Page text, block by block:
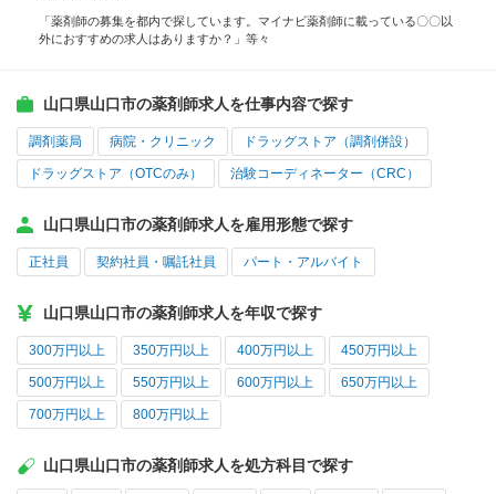
「薬剤師の募集を都内で探しています。マイナビ薬剤師に載っている〇〇以
外におすすめの求人はありますか？」等々
山口県山口市の薬剤師求人を仕事内容で探す
調剤薬局 病院・クリニック ドラッグストア（調剤併設）
ドラッグストア（OTCのみ） 治験コーディネーター（CRC）
山口県山口市の薬剤師求人を雇用形態で探す
正社員 契約社員・嘱託社員 パート・アルバイト
山口県山口市の薬剤師求人を年収で探す
300万円以上 350万円以上 400万円以上 450万円以上
500万円以上 550万円以上 600万円以上 650万円以上
700万円以上 800万円以上
山口県山口市の薬剤師求人を処方科目で探す